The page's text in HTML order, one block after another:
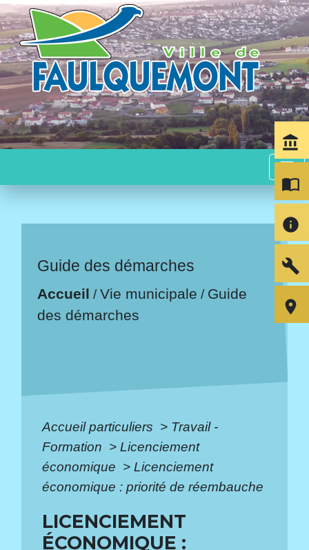
menu
Guide des démarches
Accueil /Vie municipale / Guide
des démarches
Accueil particuliers > Travail -
Formation > Licenciement
économique > Licenciement
économique : priorité de réembauche
LICENCIEMENT
ÉCONOMIQUE :
account_balance
import_contacts
info
build
room